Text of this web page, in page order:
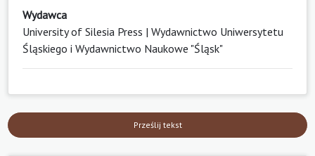
Wydawca
University of Silesia Press | Wydawnictwo Uniwersytetu
Śląskiego i Wydawnictwo Naukowe "Śląsk"
Prześlij tekst